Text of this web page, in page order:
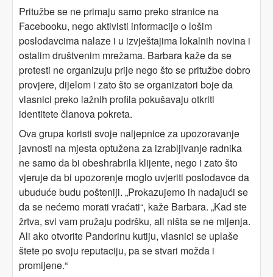
Pritužbe se ne primaju samo preko stranice na
Facebooku, nego aktivisti informacije o lošim
poslodavcima nalaze i u izvještajima lokalnih novina i
ostalim društvenim mrežama. Barbara kaže da se
protesti ne organizuju prije nego što se pritužbe dobro
provjere, dijelom i zato što se organizatori boje da
vlasnici preko lažnih profila pokušavaju otkriti
identitete članova pokreta.
Ova grupa koristi svoje naljepnice za upozoravanje
javnosti na mjesta optužena za izrabljivanje radnika
ne samo da bi obeshrabrila klijente, nego i zato što
vjeruje da bi upozorenje moglo uvjeriti poslodavce da
ubuduće budu pošteniji. „Prokazujemo ih nadajući se
da se nećemo morati vraćati“, kaže Barbara. „Kad ste
žrtva, svi vam pružaju podršku, ali ništa se ne mijenja.
Ali ako otvorite Pandorinu kutiju, vlasnici se uplaše
štete po svoju reputaciju, pa se stvari možda i
promijene.“